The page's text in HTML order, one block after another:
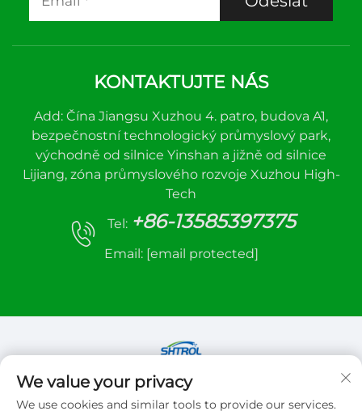
KONTAKTUJTE NÁS
Add: Čína Jiangsu Xuzhou 4. patro, budova A1,
bezpečnostní technologický průmyslový park,
východně od silnice Yinshan a jižně od silnice
Lijiang, zóna průmyslového rozvoje Xuzhou High-
Tech
Tel: +86-13585397375
Email: [email protected]
Copyright © 2026 Xuzhou sanhe automatic
We value your privacy
We use cookies and similar tools to provide our services.